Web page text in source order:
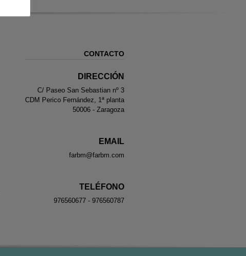
CONTACTO
DIRECCIÓN
C/ Paseo San Sebastian nº 3
CDM Perico Fernández, 1ª planta
50006 - Zaragoza
EMAIL
farbm@farbm.com
TELÉFONO
976560677 - 976560787